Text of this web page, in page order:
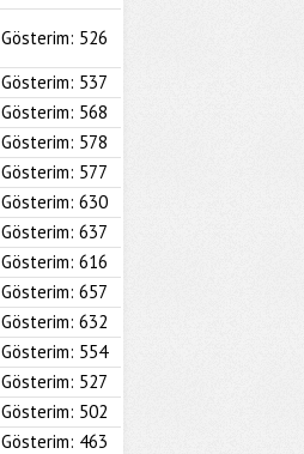
Gösterim: 526
Gösterim: 537
Gösterim: 568
Gösterim: 578
Gösterim: 577
Gösterim: 630
Gösterim: 637
Gösterim: 616
Gösterim: 657
Gösterim: 632
Gösterim: 554
Gösterim: 527
Gösterim: 502
Gösterim: 463